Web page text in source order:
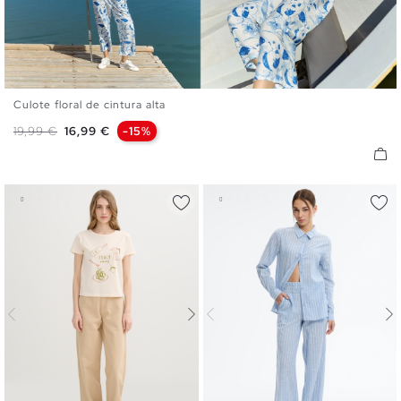
Culote floral de cintura alta
Preço normal
19,99 € Preço
16,99 € -15%